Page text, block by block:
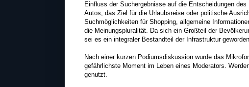
Einfluss der Suchergebnisse auf die Entscheidungen
Autos, das Ziel für die Urlaubsreise oder politische
Suchmöglichkeiten für Shopping, allgemeine
die Meinungspluralität. Da sich ein Großteil der
sei es ein integraler Bestandteil der Infrastruktur
Nach einer kurzen Podiumsdiskussion wurde das
gefährlichste Moment im Leben eines Moderators.
genutzt.